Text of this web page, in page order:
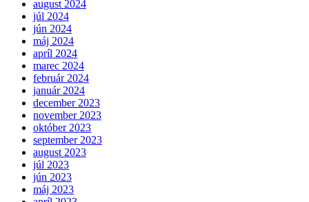
august 2024
júl 2024
jún 2024
máj 2024
apríl 2024
marec 2024
február 2024
január 2024
december 2023
november 2023
október 2023
september 2023
august 2023
júl 2023
jún 2023
máj 2023